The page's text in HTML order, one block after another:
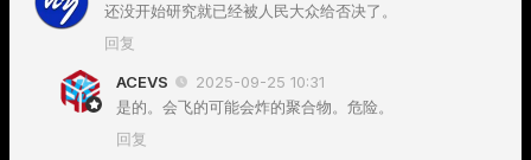
还没开始研究就已经被人民大众给否决了。
回复
ACEVS
2025-09-25 10:31
是的。会飞的可能会炸的聚合物。危险。
回复